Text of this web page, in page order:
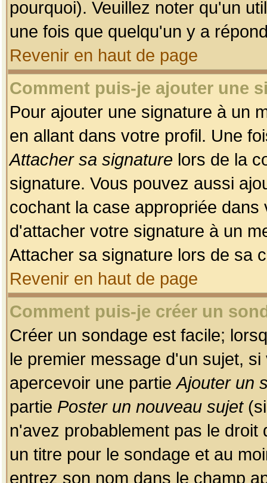
pourquoi). Veuillez noter qu'un
une fois que quelqu'un y a
Revenir en haut de page
Comment puis-je ajouter une
Pour ajouter une signature à un
en allant dans votre profil. Une
Attacher sa signature lors de la
signature. Vous pouvez aussi
cochant la case appropriée
d'attacher votre signature à un
Attacher sa signature lors de sa
Revenir en haut de page
Comment puis-je créer un
Créer un sondage est facile;
le premier message d'un sujet,
apercevoir une partieAjouter un
partie Poster un nouveau sujet(si
n'avez probablement pas le
un titre pour le sondage et au
entrez son nom dans le champ